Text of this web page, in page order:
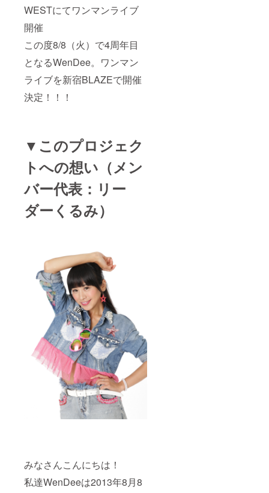
WESTにてワンマンライブ
開催
この度8/8（火）で4周年目
となるWenDee。ワンマン
ライブを新宿BLAZEで開催
決定！！！
▼このプロジェク
トへの想い（メン
バー代表：リー
ダーくるみ）
みなさんこんにちは！
私達WenDeeは2013年8月8